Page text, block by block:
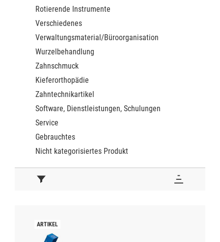
Rotierende Instrumente
Verschiedenes
Verwaltungsmaterial/Büroorganisation
Wurzelbehandlung
Zahnschmuck
Kieferorthopädie
Zahntechnikartikel
Software, Dienstleistungen, Schulungen
Service
Gebrauchtes
Nicht kategorisiertes Produkt